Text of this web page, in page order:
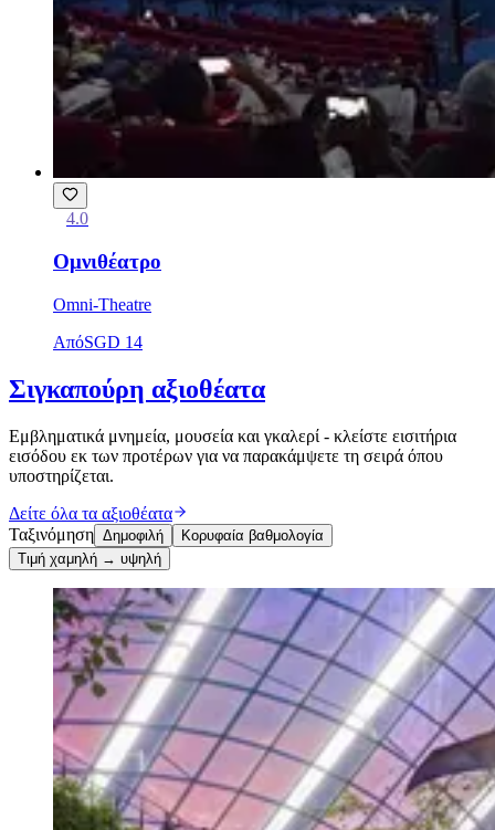
4.0
Ομνιθέατρο
Omni-Theatre
ΑπόSGD 14
Σιγκαπούρη αξιοθέατα
Εμβληματικά μνημεία, μουσεία και γκαλερί - κλείστε εισιτήρια
εισόδου εκ των προτέρων για να παρακάμψετε τη σειρά όπου
υποστηρίζεται.
Δείτε όλα τα αξιοθέατα
Ταξινόμηση Δημοφιλή
Κορυφαία βαθμολογία
Τιμή χαμηλή → υψηλή